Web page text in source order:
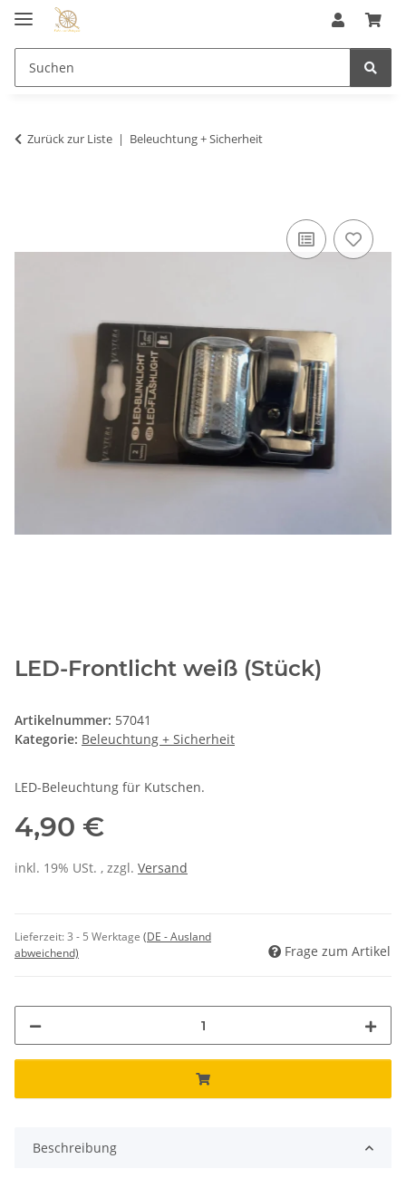
Zurück zur Liste Beleuchtung + Sicherheit
LED-Frontlicht weiß (Stück)
Artikelnummer: 57041
Kategorie: Beleuchtung + Sicherheit
LED-Beleuchtung für Kutschen.
4,90 €
inkl. 19% USt. , zzgl. Versand
Lieferzeit:3 - 5 Werktage (DE - Ausland
abweichend)
Frage zum Artikel
Beschreibung